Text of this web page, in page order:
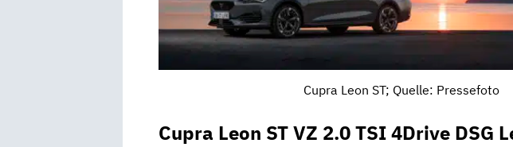
Cupra Leon ST; Quelle: Pressefoto
Cupra Leon ST VZ 2.0 TSI 4Drive DSG